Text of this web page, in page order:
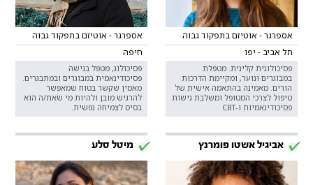
אספרגר - אוטיזם בתפקוד גבוה
תל אביב - יפו
פסיכולוגית קלינית. מטפלת
במבוגרים ונוער, ומקיימת הדרכות
הורים. מאמינה בהתאמה אישית של
טיפול לצרכי המטופל ומשלבת גישות
פסיכודינאמיות ו-CBT
אספרגר - אוטיזם בתפקוד גבוה
חיפה
פסיכולוג, מטפל בגישה
פסיכודינאמית במבוגרים ובמתבגרים.
מאמין שקשר בטוח שמאפשר
להרגיש מובן ולהיות מי שאת/ה הוא
בסיס לצמיחה נפשית.
אביגיל אשטו פומרנץ מיטל סלע